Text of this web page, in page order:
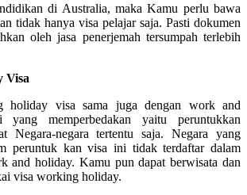
di Australia, maka Kamu perlu bawa
tidak hanya visa pelajar saja. Pasti dokumen
oleh jasa penerjemah tersumpah terlebih
Visa
holiday visa sama juga dengan work and
memperbedakan yaitu peruntukkan
Negara-negara tertentu saja. Negara yang
peruntuk kan visa ini tidak terdaftar dalam
and holiday. Kamu pun dapat berwisata dan
visa working holiday.